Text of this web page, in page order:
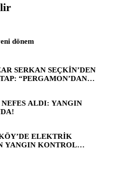
dönem
SERKAN SEÇKİN’DEN
“PERGAMON’DAN
ALDI: YANGIN
ELEKTRİK
YANGIN KONTROL